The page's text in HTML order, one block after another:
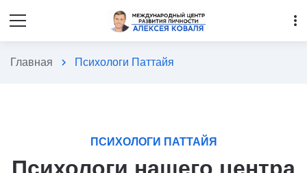
more_vert
Главная chevron_right Психологи Паттайя
ПСИХОЛОГИ ПАТТАЙЯ